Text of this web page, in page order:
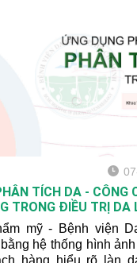
TÍCH DA - CÔNG
TRONG ĐIỀU TRỊ DA
mỹ - Bệnh viện
hệ thống hình
hàng hiểu rõ làn